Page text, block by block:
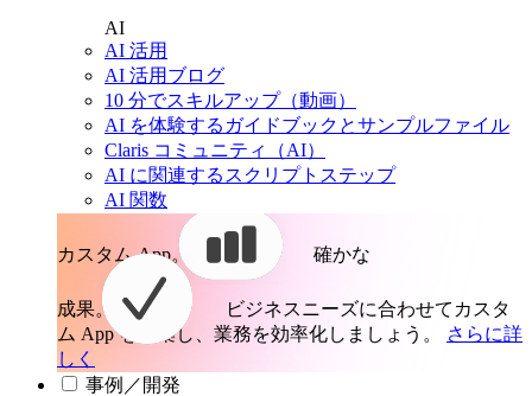
AI
AI 活用
AI 活用ブログ
10 分でスキルアップ（動画）
AI を体験するガイドブックとサンプルファイル
Claris コミュニティ（AI）
AI に関連するスクリプトステップ
AI 関数
カスタム App。 確かな
成果。
ビジネスニーズに合わせてカスタ
ム App を構築し、業務を効率化しましょう。
さらに詳
しく
事例／開発